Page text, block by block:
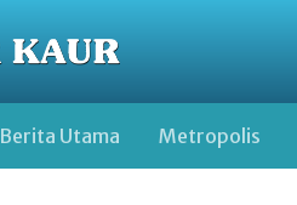
Berita Utama Metropolis